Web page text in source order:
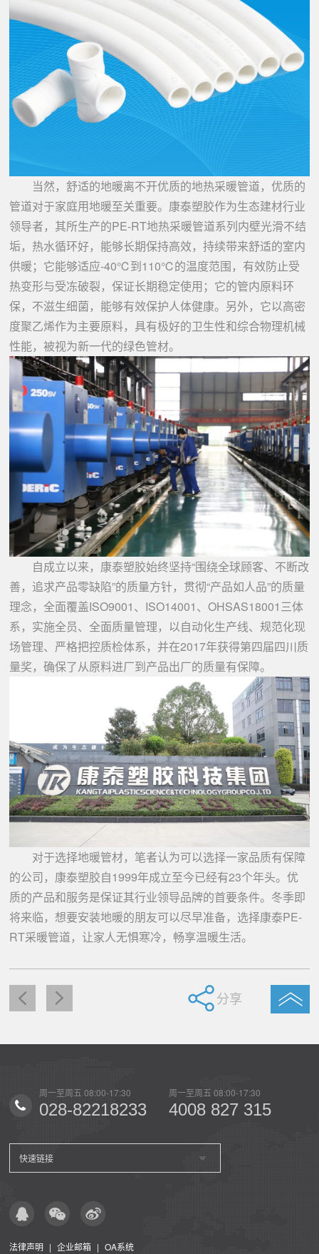
当然，舒适的地暖离不开优质的地热采暖管道，优质的
管道对于家庭用地暖至关重要。康泰塑胶作为生态建材行业
领导者，其所生产的PE-RT地热采暖管道系列内壁光滑不结
垢，热水循环好，能够长期保持高效，持续带来舒适的室内
供暖；它能够适应-40℃到110℃的温度范围，有效防止受
热变形与受冻破裂，保证长期稳定使用；它的管内原料环
保，不滋生细菌，能够有效保护人体健康。另外，它以高密
度聚乙烯作为主要原料，具有极好的卫生性和综合物理机械
性能，被视为新一代的绿色管材。
自成立以来，康泰塑胶始终坚持“围绕全球顾客、不断改
善，追求产品零缺陷”的质量方针，贯彻“产品如人品”的质量
理念，全面覆盖ISO9001、ISO14001、OHSAS18001三体
系，实施全员、全面质量管理，以自动化生产线、规范化现
场管理、严格把控质检体系，并在2017年获得第四届四川质
量奖，确保了从原料进厂到产品出厂的质量有保障。
对于选择地暖管材，笔者认为可以选择一家品质有保障
的公司，康泰塑胶自1999年成立至今已经有23个年头。优
质的产品和服务是保证其行业领导品牌的首要条件。冬季即
将来临，想要安装地暖的朋友可以尽早准备，选择康泰PE-
RT采暖管道，让家人无惧寒冷，畅享温暖生活。
分享
周一至周五 08:00-17:30
028-82218233
周一至周五 08:00-17:30
4008 827 315
快速链接
法律声明 | 企业邮箱 | OA系统